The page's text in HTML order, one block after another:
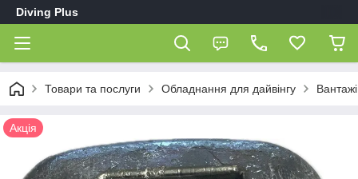
Diving Plus
Товари та послуги Обладнання для дайвінгу
Акція